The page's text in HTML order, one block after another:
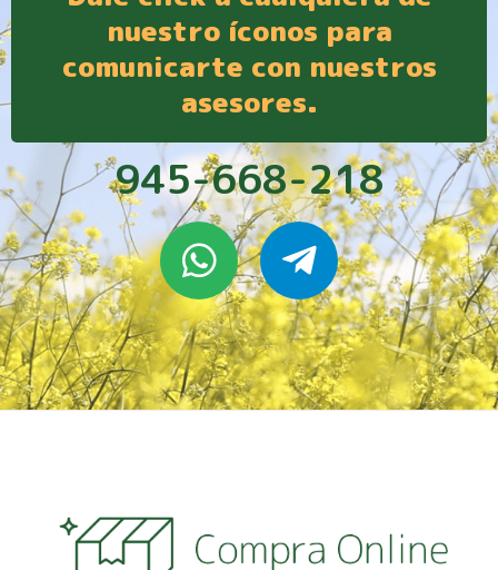
nuestro íconos para
comunicarte con nuestros
asesores.
945-668-218